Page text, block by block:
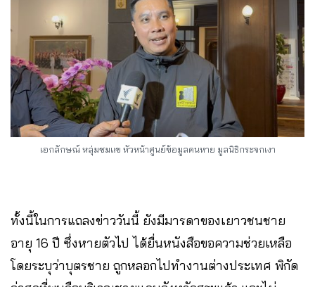
เอกลักษณ์ หลุ่มชมแข หัวหน้าศูนย์ข้อมูลคนหาย มูลนิธิกระจกเงา
ทั้งนี้ในการแถลงข่าววันนี้ ยังมีมารดาของเยาวชนชาย
อายุ 16 ปี ซึ่งหายตัวไป ได้ยื่นหนังสือขอความช่วยเหลือ
โดยระบุว่าบุตรชาย ถูกหลอกไปทำงานต่างประเทศ พิกัด